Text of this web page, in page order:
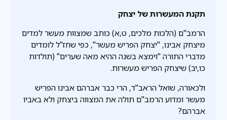
תקנת המעשרות של יצחק
הרמב"ם (הלכות מלכים, ט,א) כותב שמצוות מעשר למדים
מיצחק אבינו, "יצחק הפריש מעשר", כפי שחז"ל לומדים
מדברי התורה "וימצא בשנה ההיא מאה שערים" (תולדות
כו,יב) שיצחק הפריש מעשרות.
ולכאורה, שואל הראב"ד, הרי כבר אברהם אבינו הפריש
מעשר ומדוע הרמב"ם תולה את המצווה ביצחק ולא באביו
אברהם?